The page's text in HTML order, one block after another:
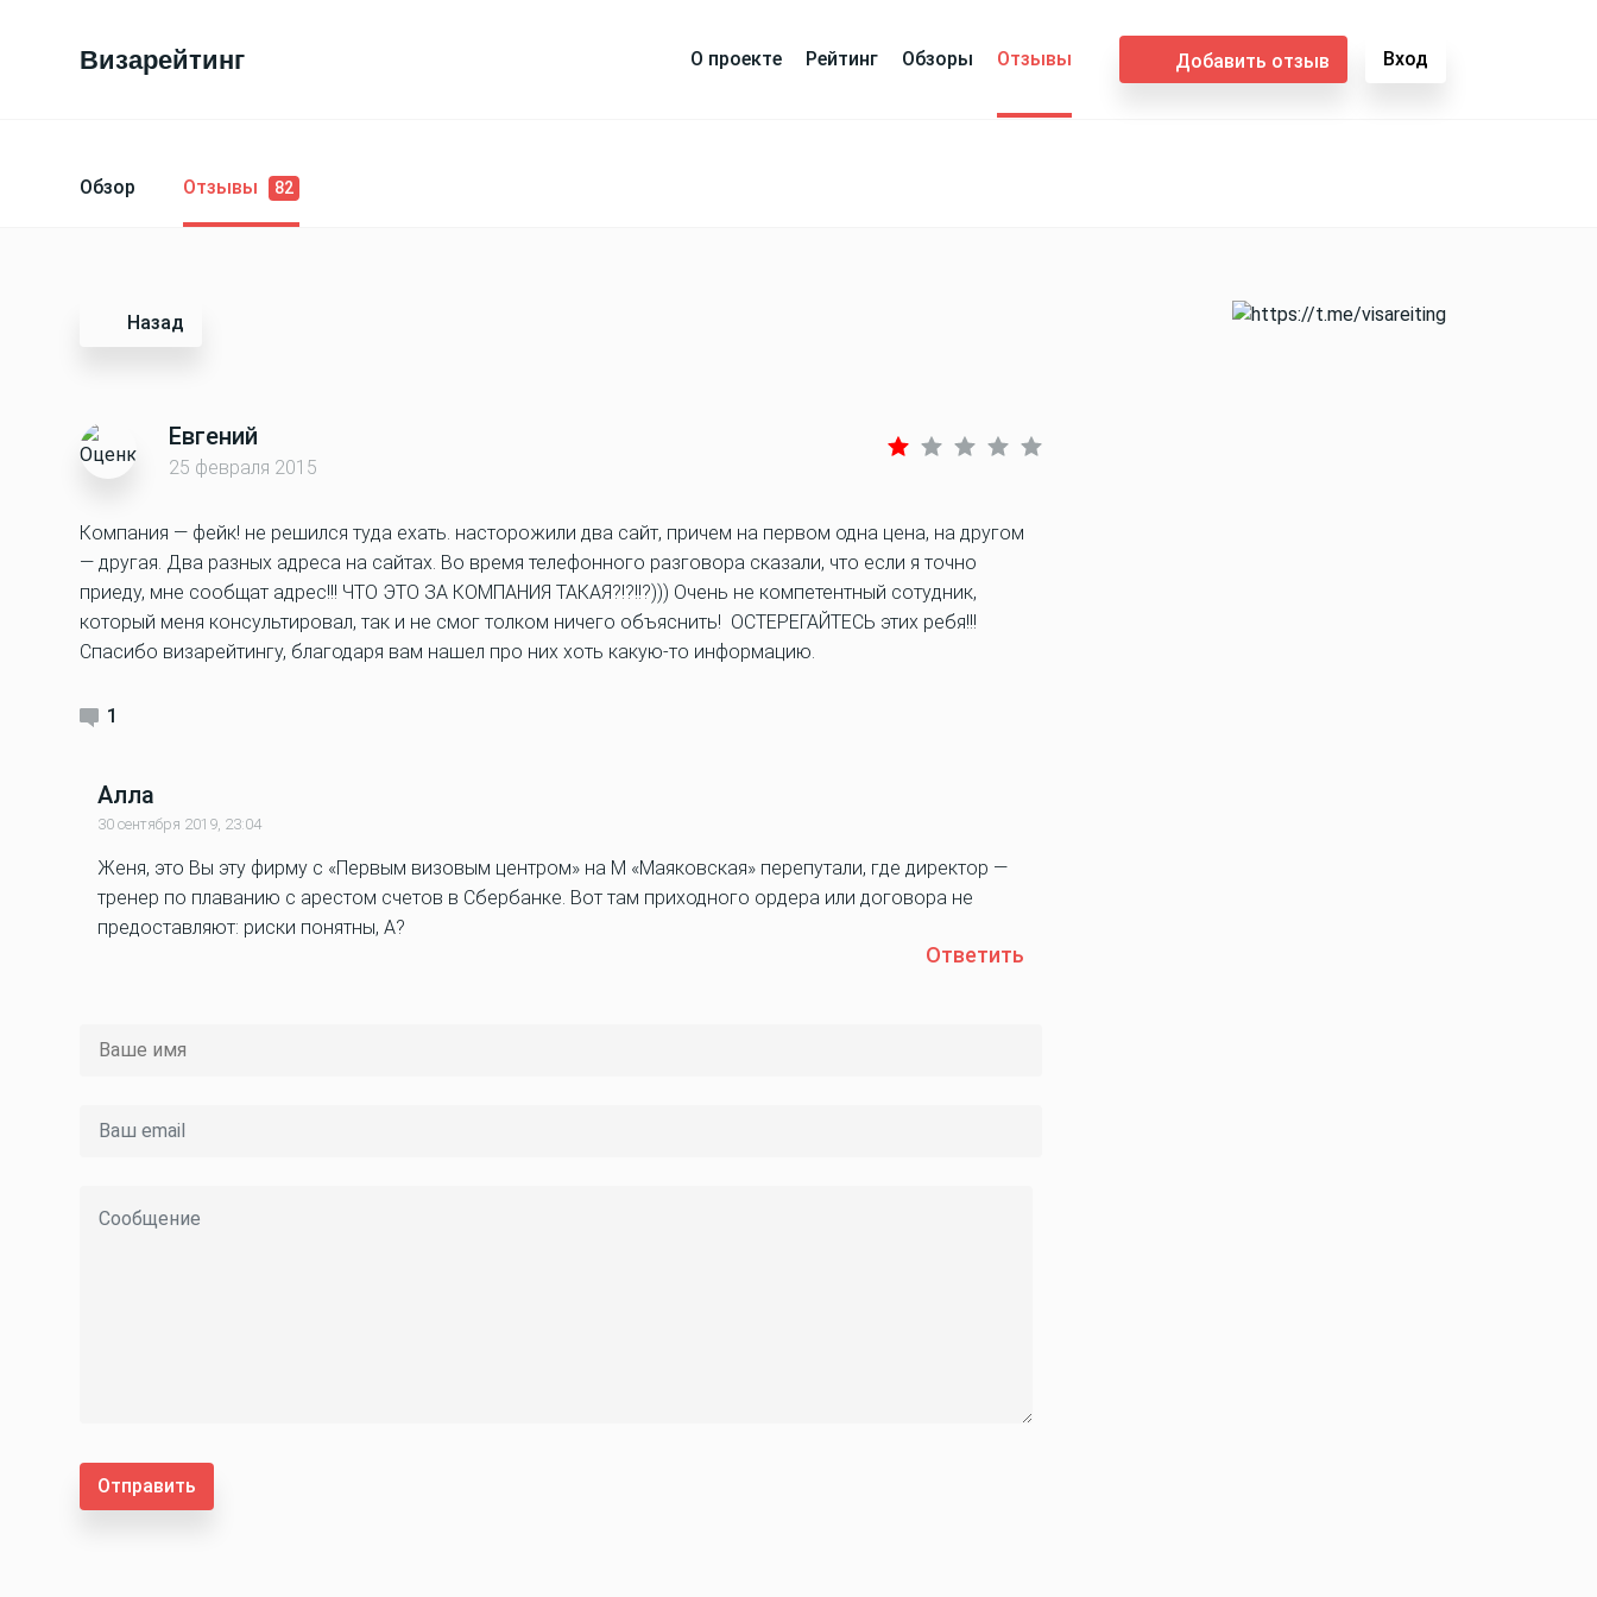
Визарейтинг О проекте Рейтинг Обзоры Отзывы Добавить отзыв Вход
Обзор Отзывы 82
Назад
Евгений
25 февраля 2015
Компания — фейк! не решился туда ехать. насторожили два сайт, причем на первом одна цена, на другом
— другая. Два разных адреса на сайтах. Во время телефонного разговора сказали, что если я точно
приеду, мне сообщат адрес!!! ЧТО ЭТО ЗА КОМПАНИЯ ТАКАЯ?!?!!?))) Очень не компетентный сотудник,
который меня консультировал, так и не смог толком ничего объяснить! ОСТЕРЕГАЙТЕСЬ этих ребя!!!
Спасибо визарейтингу, благодаря вам нашел про них хоть какую-то информацию.
1
Алла
30 сентября 2019, 23:04
Женя, это Вы эту фирму с «Первым визовым центром» на М «Маяковская» перепутали, где директор —
тренер по плаванию с арестом счетов в Сбербанке. Вот там приходного ордера или договора не
предоставляют: риски понятны, А?
Ответить
Отправить